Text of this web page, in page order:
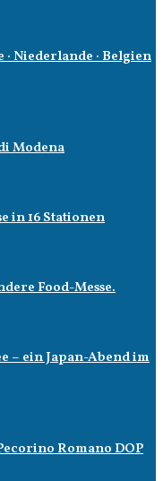
Niederlande · Belgien
Modena
in 16 Stationen
Food-Messe.
– ein Japan-Abend im
Romano DOP